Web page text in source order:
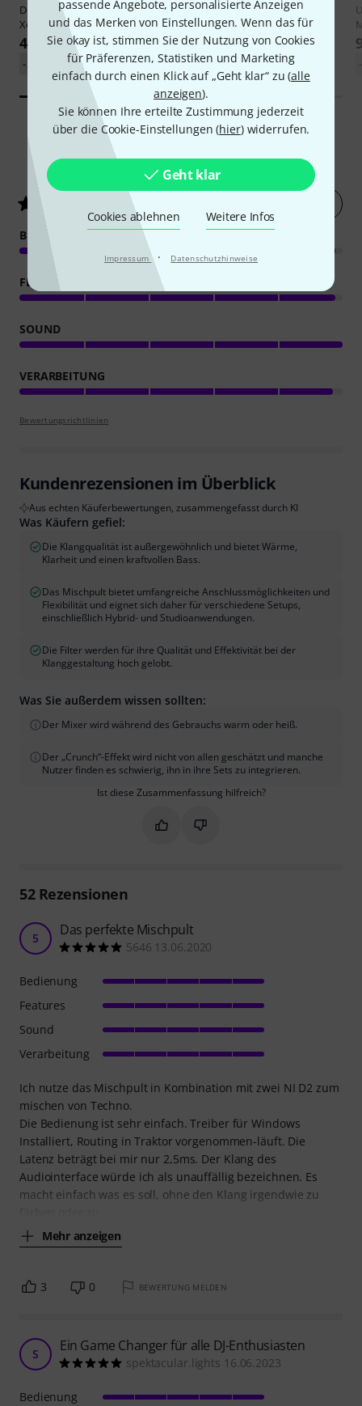
passende Angebote, personalisierte Anzeigen
und das Merken von Einstellungen. Wenn das für
Sie okay ist, stimmen Sie der Nutzung von Cookies
für Präferenzen, Statistiken und Marketing
einfach durch einen Klick auf „Geht klar“ zu (alle
anzeigen).
Sie können Ihre erteilte Zustimmung jederzeit
über die Cookie-Einstellungen (hier) widerrufen.
Geht klar
Cookies ablehnen Weitere Infos
Impressum · Datenschutzhinweise
DecksaverAllen & Heath
Xone:96
49 €
UVP: 70,21 €
-30%
ThonMixer Case Allen&Heath
Xone:96
159 €
82Kundenbewertungen
4.9
BEDIENUNG
FEATURES
SOUND
VERARBEITUNG
Bewertungsrichtlinien
Kundenrezensionen im Überblick
Aus echten Käuferbewertungen, zusammengefasst durch KI
Was Käufern gefiel:
Die Klangqualität ist außergewöhnlich und bietet Wärme,
Klarheit und einen kraftvollen Bass.
Das Mischpult bietet umfangreiche Anschlussmöglichkeiten und
Flexibilität und eignet sich daher für verschiedene Setups,
einschließlich Hybrid- und Studioanwendungen.
Die Filter werden für ihre Qualität und Effektivität bei der
Klanggestaltung hoch gelobt.
Was Sie außerdem wissen sollten:
Der Mixer wird während des Gebrauchs warm oder heiß.
Der „Crunch“-Effekt wird nicht von allen geschätzt und manche
Nutzer finden es schwierig, ihn in ihre Sets zu integrieren.
Ist diese Zusammenfassung hilfreich?
Markieren Sie diese
Markieren Sie diese
52Rezensionen
5 Das perfekte Mischpult
5646 13.06.2020
Ich nutze das Mischpult in Kombination mit zwei NI D2 zum
mischen von Techno.
Die Bedienung ist sehr einfach. Treiber für Windows
Installiert, Routing in Traktor vorgenommen-läuft. Die
Latenz beträgt bei mir nur 2,5ms. Der Klang des
Audiointerface würde ich als unauffällig bezeichnen. Es
macht einfach was es soll, ohne den Klang irgendwie zu
Mehr anzeigen
Bedienung
Features
Sound
Verarbeitung
3 0 BEWERTUNG MELDEN
S Ein Game Changer für alle DJ-Enthusiasten
spektacular.lights 16.06.2023
Bedienung